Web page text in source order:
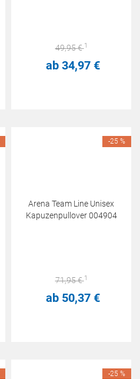
49,95€ 1
ab 34,97 €
Arena Team Line Unisex
Kapuzenpullover 004904
71,95€ 1
ab 50,37 €
-25 %
-25 %